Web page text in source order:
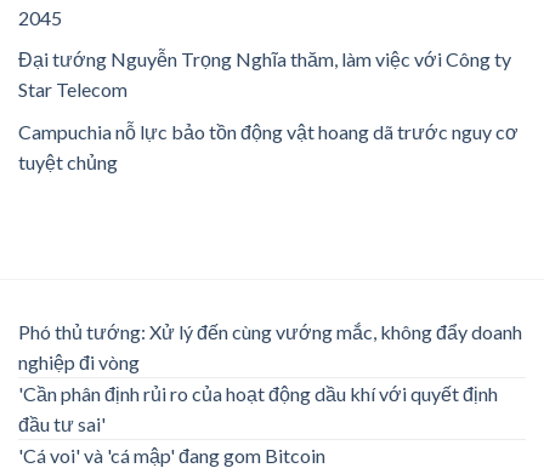
2045
Đại tướng Nguyễn Trọng Nghĩa thăm, làm việc với Công ty
Star Telecom
Campuchia nỗ lực bảo tồn động vật hoang dã trước nguy cơ
tuyệt chủng
Phó thủ tướng: Xử lý đến cùng vướng mắc, không đẩy doanh
nghiệp đi vòng
'Cần phân định rủi ro của hoạt động dầu khí với quyết định
đầu tư sai'
'Cá voi' và 'cá mập' đang gom Bitcoin